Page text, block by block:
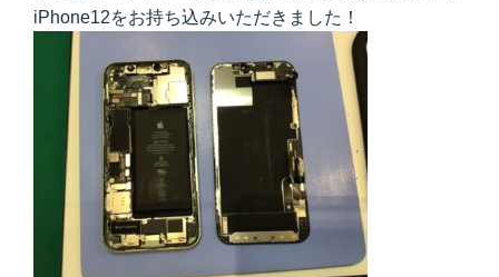
iPhone12をお持ち込みいただきました！